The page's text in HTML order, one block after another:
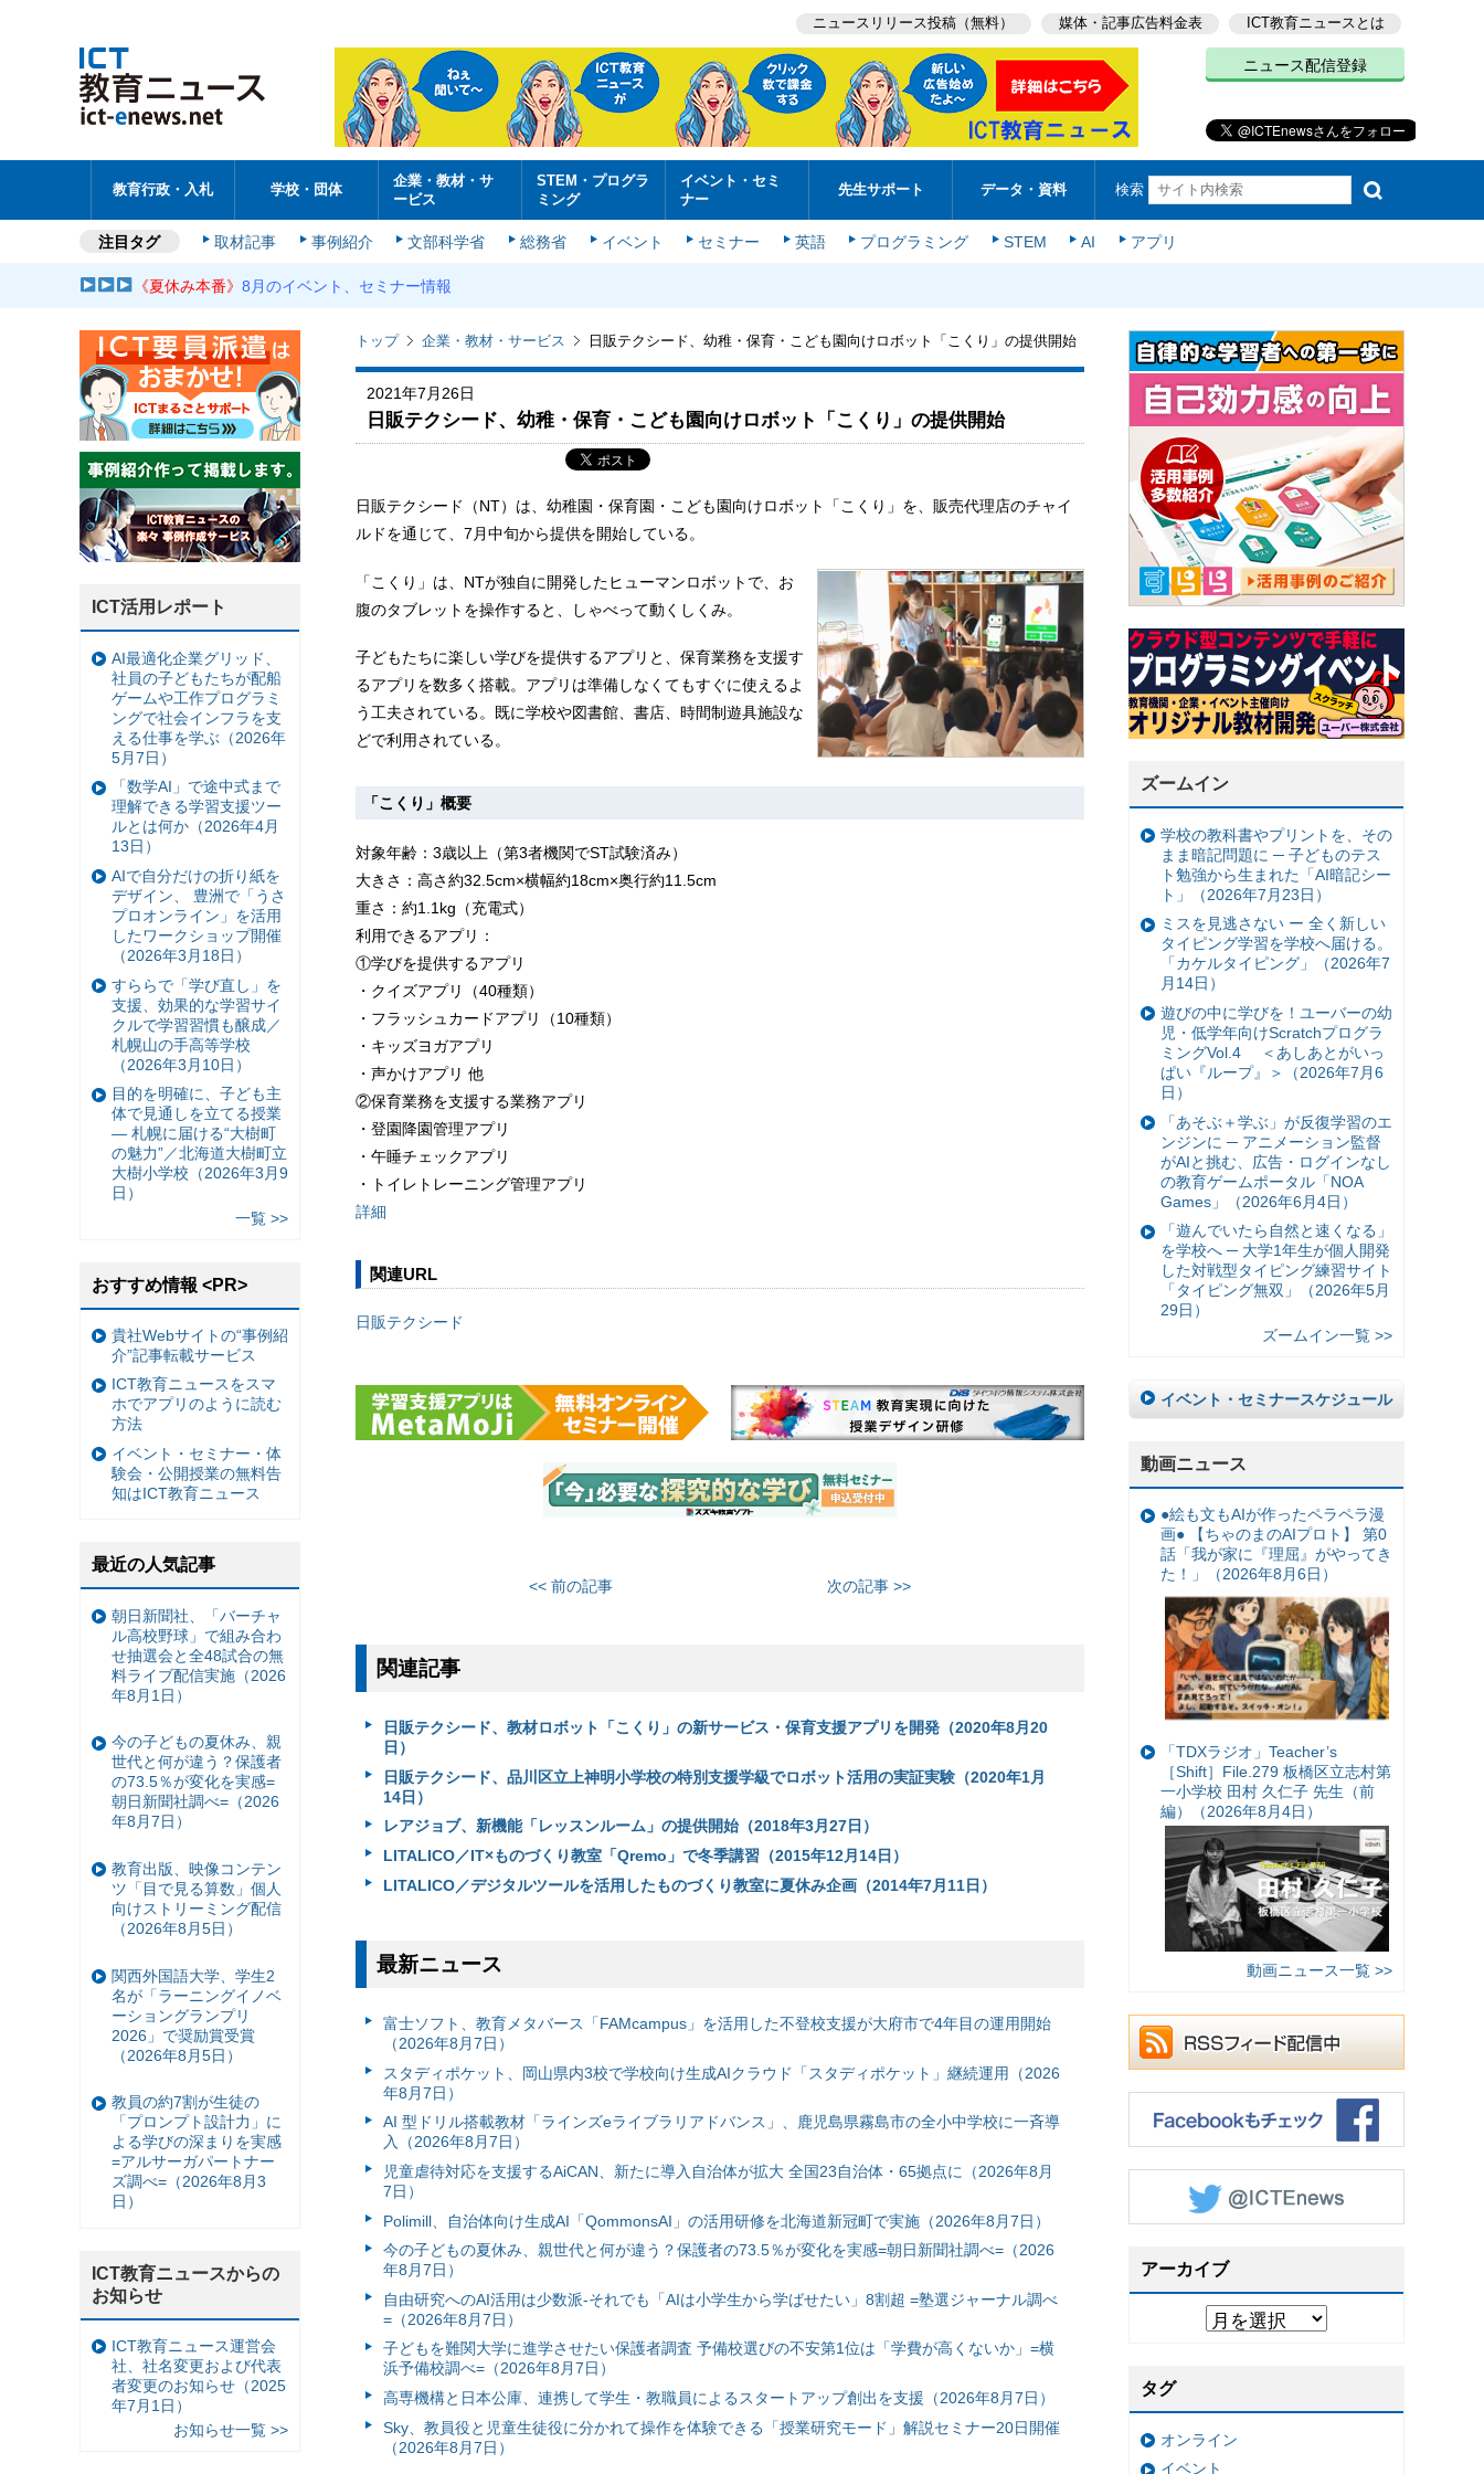
ニュースリリース投稿（無料） 媒体・記事広告料金表 ICT教育ニュースとは
ニュース配信登録
教育行政・入札 学校・団体
企業・教材・サ
ービス
STEM・プログラ
ミング
イベント・セミ
ナー
先生サポート データ・資料 検索
注目タグ 取材記事 事例紹介 文部科学省 総務省 イベント セミナー 英語 プログラミング STEM AI アプリ
《夏休み本番》8月のイベント、セミナー情報
トップ 企業・教材・サービス 日販テクシード、幼稚・保育・こども園向けロボット「こくり」の提供開始
2021年7月26日
日販テクシード、幼稚・保育・こども園向けロボット「こくり」の提供開始
日販テクシード（NT）は、幼稚園・保育園・こども園向けロボット「こくり」を、販売代理店のチャイ
ルドを通じて、7月中旬から提供を開始している。
「こくり」は、NTが独自に開発したヒューマンロボットで、お
腹のタブレットを操作すると、しゃべって動くしくみ。
子どもたちに楽しい学びを提供するアプリと、保育業務を支援す
るアプリを数多く搭載。アプリは準備しなくてもすぐに使えるよ
う工夫されている。既に学校や図書館、書店、時間制遊具施設な
どで利用されている。
「こくり」概要
対象年齢：3歳以上（第3者機関でST試験済み）
大きさ：高さ約32.5cm×横幅約18cm×奥行約11.5cm
重さ：約1.1kg（充電式）
利用できるアプリ：
①学びを提供するアプリ
・クイズアプリ（40種類）
・フラッシュカードアプリ（10種類）
・キッズヨガアプリ
・声かけアプリ 他
②保育業務を支援する業務アプリ
・登園降園管理アプリ
・午睡チェックアプリ
・トイレトレーニング管理アプリ
詳細
関連URL
日販テクシード
<< 前の記事 次の記事 >>
関連記事
日販テクシード、教材ロボット「こくり」の新サービス・保育支援アプリを開発（2020年8月20
日）
日販テクシード、品川区立上神明小学校の特別支援学級でロボット活用の実証実験（2020年1月
14日）
レアジョブ、新機能「レッスンルーム」の提供開始（2018年3月27日）
LITALICO／IT×ものづくり教室「Qremo」で冬季講習（2015年12月14日）
LITALICO／デジタルツールを活用したものづくり教室に夏休み企画（2014年7月11日）
最新ニュース
富⼠ソフト、教育メタバース「FAMcampus」を活用した不登校支援が大府市で4年目の運用開始
（2026年8月7日）
スタディポケット、岡山県内3校で学校向け生成AIクラウド「スタディポケット」継続運用（2026
年8月7日）
AI 型ドリル搭載教材「ラインズeライブラリアドバンス」、鹿児島県霧島市の全小中学校に一斉導
入（2026年8月7日）
児童虐待対応を支援するAiCAN、新たに導入自治体が拡大 全国23自治体・65拠点に（2026年8月
7日）
Polimill、自治体向け生成AI「QommonsAI」の活用研修を北海道新冠町で実施（2026年8月7日）
今の子どもの夏休み、親世代と何が違う？保護者の73.5％が変化を実感=朝日新聞社調べ=（2026
年8月7日）
自由研究へのAI活用は少数派-それでも「AIは小学生から学ばせたい」8割超 =塾選ジャーナル調べ
=（2026年8月7日）
子どもを難関大学に進学させたい保護者調査 予備校選びの不安第1位は「学費が高くないか」=横
浜予備校調べ=（2026年8月7日）
高専機構と日本公庫、連携して学生・教職員によるスタートアップ創出を支援（2026年8月7日）
Sky、教員役と児童生徒役に分かれて操作を体験できる「授業研究モード」解説セミナー20日開催
（2026年8月7日）
ズームイン
学校の教科書やプリントを、その
まま暗記問題に ─ 子どものテス
ト勉強から生まれた「AI暗記シー
ト」（2026年7月23日）
ミスを見逃さない ー 全く新しい
タイピング学習を学校へ届ける。
「カケルタイピング」（2026年7
月14日）
遊びの中に学びを！ユーバーの幼
児・低学年向けScratchプログラ
ミングVol.4 ＜あしあとがいっ
ぱい『ループ』＞（2026年7月6
日）
「あそぶ＋学ぶ」が反復学習のエ
ンジンに ─ アニメーション監督
がAIと挑む、広告・ログインなし
の教育ゲームポータル「NOA
Games」（2026年6月4日）
「遊んでいたら自然と速くなる」
を学校へ ─ 大学1年生が個人開発
した対戦型タイピング練習サイト
「タイピング無双」（2026年5月
29日）
ズームイン一覧 >>
イベント・セミナースケジュール
動画ニュース
●絵も文もAIが作ったペラペラ漫
画● 【ちゃのまのAIプロト】 第0
話「我が家に『理屈』がやってき
た！」（2026年8月6日）
「TDXラジオ」Teacher’s
［Shift］File.279 板橋区立志村第
一小学校 田村 久仁子 先生（前
編）（2026年8月4日）
動画ニュース一覧 >>
アーカイブ
タグ
オンライン
イベント
ICT活用レポート
AI最適化企業グリッド、
社員の子どもたちが配船
ゲームや工作プログラミ
ングで社会インフラを支
える仕事を学ぶ（2026年
5月7日）
「数学AI」で途中式まで
理解できる学習支援ツー
ルとは何か（2026年4月
13日）
AIで自分だけの折り紙を
デザイン、 豊洲で「うさ
プロオンライン」を活用
したワークショップ開催
（2026年3月18日）
すららで「学び直し」を
支援、効果的な学習サイ
クルで学習習慣も醸成／
札幌山の手高等学校
（2026年3月10日）
目的を明確に、子ども主
体で見通しを立てる授業
— 札幌に届ける“大樹町
の魅力”／北海道大樹町立
大樹小学校（2026年3月9
日）
一覧 >>
おすすめ情報 <PR>
貴社Webサイトの“事例紹
介”記事転載サービス
ICT教育ニュースをスマ
ホでアプリのように読む
方法
イベント・セミナー・体
験会・公開授業の無料告
知はICT教育ニュース
最近の人気記事
朝日新聞社、「バーチャ
ル高校野球」で組み合わ
せ抽選会と全48試合の無
料ライブ配信実施（2026
年8月1日）
今の子どもの夏休み、親
世代と何が違う？保護者
の73.5％が変化を実感=
朝日新聞社調べ=（2026
年8月7日）
教育出版、映像コンテン
ツ「目で見る算数」個人
向けストリーミング配信
（2026年8月5日）
関西外国語大学、学生2
名が「ラーニングイノベ
ーショングランプリ
2026」で奨励賞受賞
（2026年8月5日）
教員の約7割が生徒の
「プロンプト設計力」に
よる学びの深まりを実感
=アルサーガパートナー
ズ調べ=（2026年8月3
日）
ICT教育ニュースからの
お知らせ
ICT教育ニュース運営会
社、社名変更および代表
者変更のお知らせ（2025
年7月1日）
お知らせ一覧 >>